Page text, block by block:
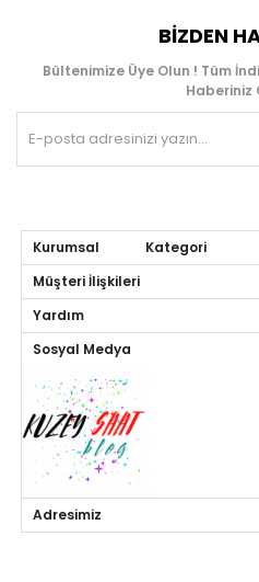
BIZDEN
Bültenimize Üye Olun ! Tüm
Haberiniz
Kurumsal Kategori
Müşteri İlişkileri
Yardım
Sosyal Medya
Adresimiz